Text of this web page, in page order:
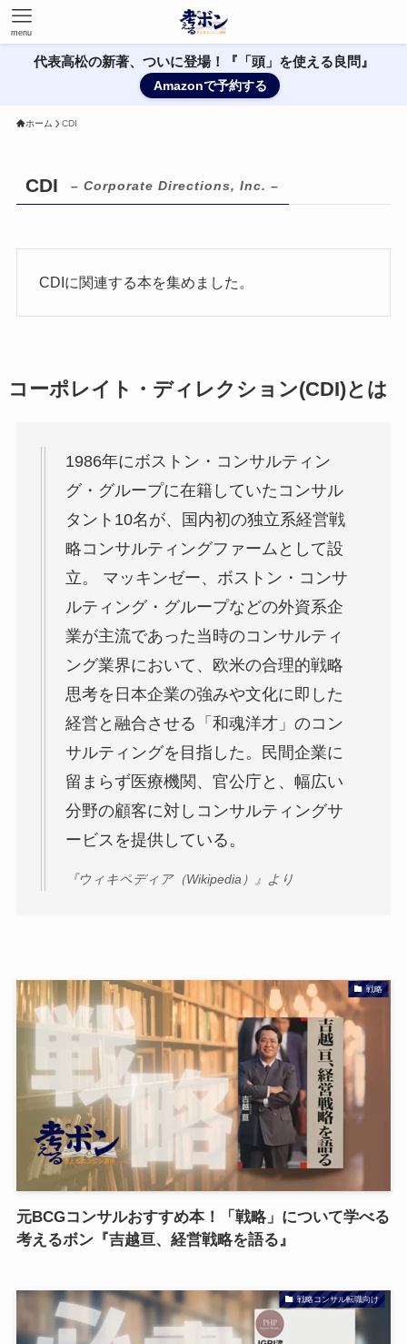
menu
代表高松の新著、ついに登場！『「頭」を使える良問』
Amazonで予約する
ホーム CDI
CDI – Corporate Directions, Inc. –
CDIに関連する本を集めました。
コーポレイト・ディレクション(CDI)とは
1986年にボストン・コンサルティン
グ・グループに在籍していたコンサル
タント10名が、国内初の独立系経営戦
略コンサルティングファームとして設
立。 マッキンゼー、ボストン・コンサ
ルティング・グループなどの外資系企
業が主流であった当時のコンサルティ
ング業界において、欧米の合理的戦略
思考を日本企業の強みや文化に即した
経営と融合させる「和魂洋才」のコン
サルティングを目指した。民間企業に
留まらず医療機関、官公庁と、幅広い
分野の顧客に対しコンサルティングサ
ービスを提供している。
『ウィキペディア（Wikipedia）』より
戦略
元BCGコンサルおすすめ本！「戦略」について学べる
考えるボン『吉越亘、経営戦略を語る』
戦略コンサル転職向け